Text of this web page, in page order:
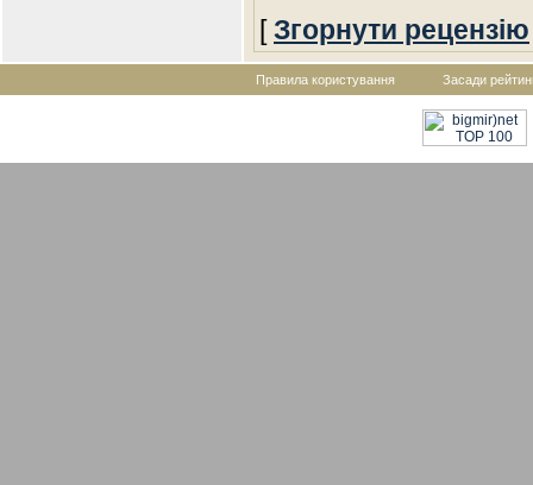
[Згорнути рецензію
Правила користування Засади